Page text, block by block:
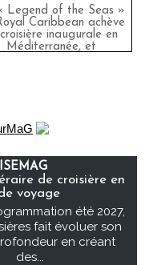
Legend of the Seas »
Caribbean achève
inaugurale en
Méditerranée, et
de croisière en
voyage
été 2027,
fait évoluer son
en créant
des...